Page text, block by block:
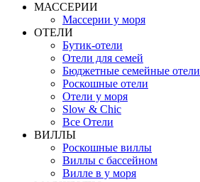
МАССЕРИИ
Массерии у моря
ОТЕЛИ
Бутик-отели
Отели для семей
Бюджетные семейные отели
Роскошные отели
Отели у моря
Slow & Chic
Все Отели
ВИЛЛЫ
Роскошные виллы
Виллы с бассейном
Вилле в у моря